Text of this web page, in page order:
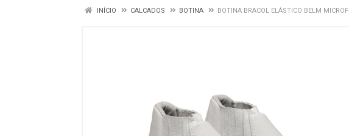
INÍCIO CALCADOS BOTINA BOTINA BRACOL ELÁSTICO BELM